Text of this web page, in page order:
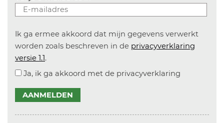
Ik ga ermee akkoord dat mijn gegevens verwerkt
worden zoals beschreven in de privacyverklaring
versie 1.1.
Ja, ik ga akkoord met de privacyverklaring
AANMELDEN